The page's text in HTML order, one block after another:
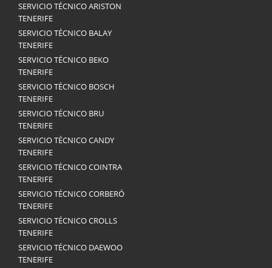
SERVICIO TÉCNICO ARISTON
TENERIFE
SERVICIO TÉCNICO BALAY
TENERIFE
SERVICIO TÉCNICO BEKO
TENERIFE
SERVICIO TÉCNICO BOSCH
TENERIFE
SERVICIO TÉCNICO BRU
TENERIFE
SERVICIO TÉCNICO CANDY
TENERIFE
SERVICIO TÉCNICO COINTRA
TENERIFE
SERVICIO TÉCNICO CORBERÓ
TENERIFE
SERVICIO TÉCNICO CROLLS
TENERIFE
SERVICIO TÉCNICO DAEWOO
TENERIFE